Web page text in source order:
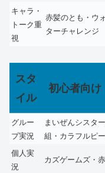
キャラ・
トーク重
視
赤髪のとも・ウ
ターチャレンジ
スタ
イル
初心者向け
グルー
プ実況
まいぜんシスタ
組・カラフルピ
個人実
況
カズゲームズ・